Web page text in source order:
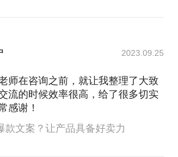
2023.09.25
师在咨询之前，就让我整理了大致
流的时候效率很高，给了很多切实
感谢！
款文案？让产品具备好卖力